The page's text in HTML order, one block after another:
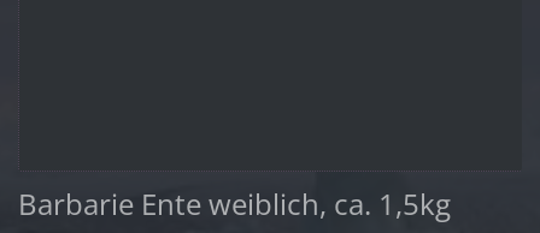
Barbarie Ente weiblich, ca. 1,5kg